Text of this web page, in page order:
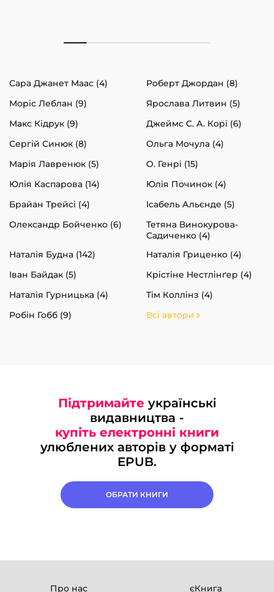
Сара Джанет Маас (4)
Роберт Джордан (8)
Моріс Леблан (9)
Ярослава Литвин (5)
Макс Кідрук (9)
Джеймс С. А. Корі (6)
Сергій Синюк (8)
Ольга Мочула (4)
Марія Лавренюк (5)
О. Генрі (15)
Юлія Каспарова (14)
Юлія Починок (4)
Брайан Трейсі (4)
Ісабель Альєнде (5)
Олександр Бойченко (6)
Тетяна Винокурова-
Садиченко (4)
Наталія Будна (142)
Наталія Гриценко (4)
Іван Байдак (5)
Крістіне Нестлінґер (4)
Наталія Гурницька (4)
Тім Коллінз (4)
Робін Гобб (9)
Всі автори
Підтримайте українські
видавництва -
купіть електронні книги
улюблених авторів у форматі
EPUB.
ОБРАТИ КНИГИ
Про нас єКнига